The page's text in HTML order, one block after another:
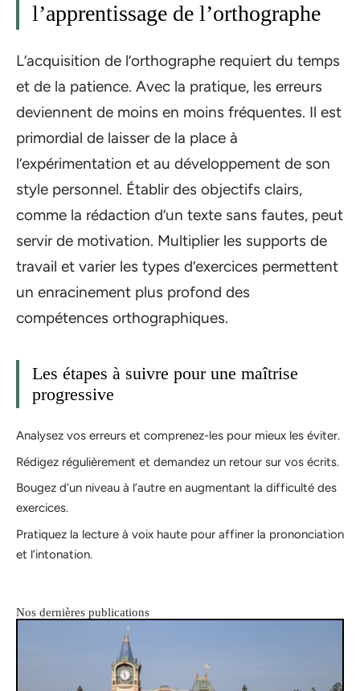
l’apprentissage de l’orthographe
L’acquisition de l’orthographe requiert du temps
et de la patience. Avec la pratique, les erreurs
deviennent de moins en moins fréquentes. Il est
primordial de laisser de la place à
l’expérimentation et au développement de son
style personnel. Établir des objectifs clairs,
comme la rédaction d’un texte sans fautes, peut
servir de motivation. Multiplier les supports de
travail et varier les types d’exercices permettent
un enracinement plus profond des
compétences orthographiques.
Les étapes à suivre pour une maîtrise
progressive
Analysez vos erreurs et comprenez-les pour mieux les éviter.
Rédigez régulièrement et demandez un retour sur vos écrits.
Bougez d’un niveau à l’autre en augmentant la difficulté des
exercices.
Pratiquez la lecture à voix haute pour affiner la prononciation
et l’intonation.
Nos dernières publications